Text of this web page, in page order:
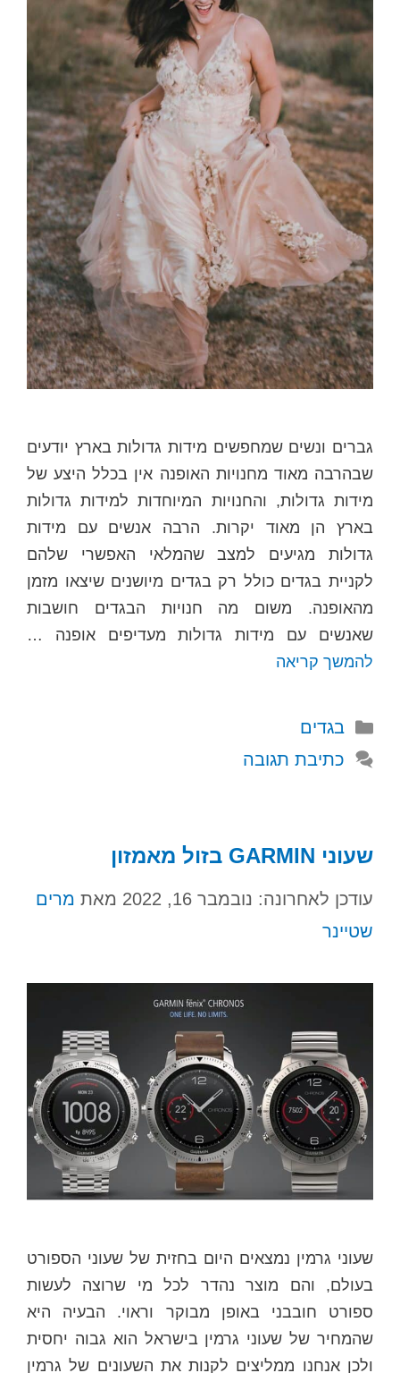
גברים ונשים שמחפשים מידות גדולות בארץ יודעים
שבהרבה מאוד מחנויות האופנה אין בכלל היצע של
מידות גדולות, והחנויות המיוחדות למידות גדולות
בארץ הן מאוד יקרות. הרבה אנשים עם מידות
גדולות מגיעים למצב שהמלאי האפשרי שלהם
לקניית בגדים כולל רק בגדים מיושנים שיצאו מזמן
מהאופנה. משום מה חנויות הבגדים חושבות
שאנשים עם מידות גדולות מעדיפים אופנה …
להמשך קריאה
קטגוריות
בגדים
כתיבת תגובה
שעוני GARMIN בזול מאמזון
עודכן לאחרונה: נובמבר 16, 2022 מאת מרים
שטיינר
שעוני גרמין נמצאים היום בחזית של שעוני הספורט
בעולם, והם מוצר נהדר לכל מי שרוצה לעשות
ספורט חובבני באופן מבוקר וראוי. הבעיה היא
שהמחיר של שעוני גרמין בישראל הוא גבוה יחסית
ולכן אנחנו ממליצים לקנות את השעונים של גרמין